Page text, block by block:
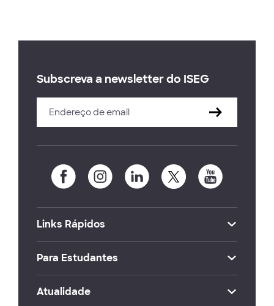
Subscreva a newsletter do ISEG
Links Rápidos
Para Estudantes
Atualidade